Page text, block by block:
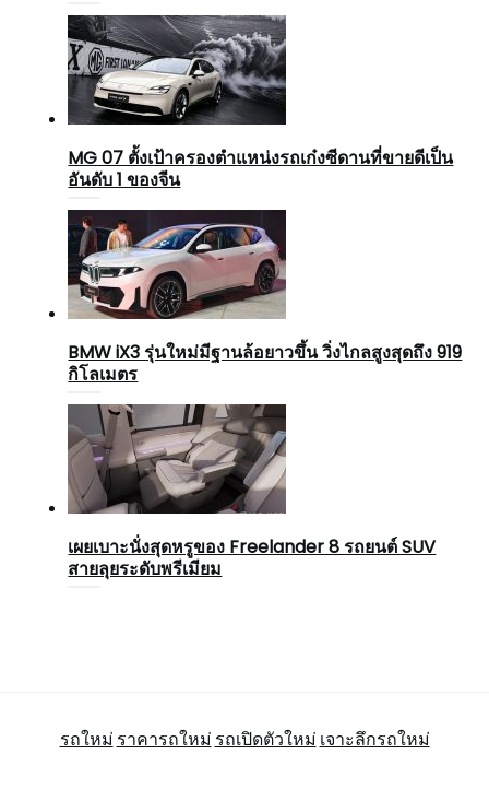
MG 07 ตั้งเป้าครองตำแหน่งรถเก๋งซีดานที่ขายดีเป็น
อันดับ 1 ของจีน
BMW iX3 รุ่นใหม่มีฐานล้อยาวขึ้น วิ่งไกลสูงสุดถึง 919
กิโลเมตร
เผยเบาะนั่งสุดหรูของ Freelander 8 รถยนต์ SUV
สายลุยระดับพรีเมียม
รถใหม่ ราคารถใหม่ รถเปิดตัวใหม่ เจาะลึกรถใหม่